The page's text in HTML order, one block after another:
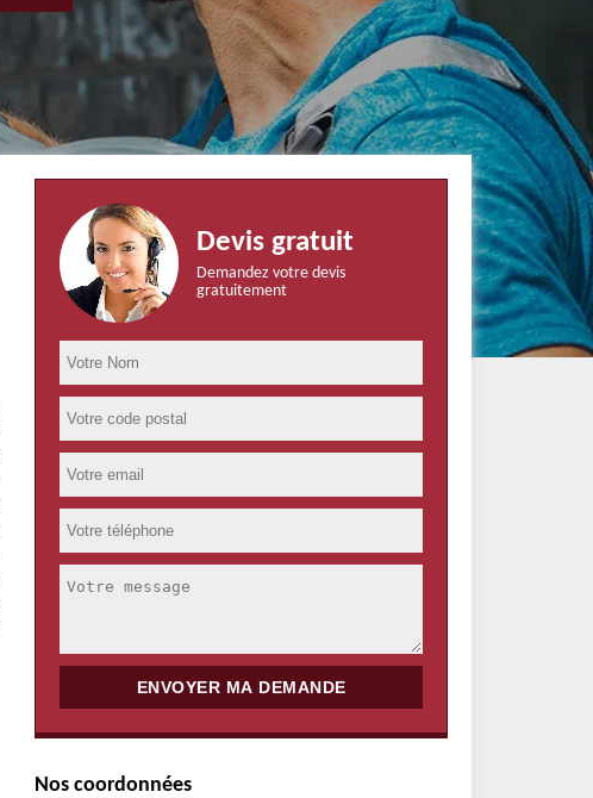
Devis gratuit
Demandez votre devis
gratuitement
Nos coordonnées